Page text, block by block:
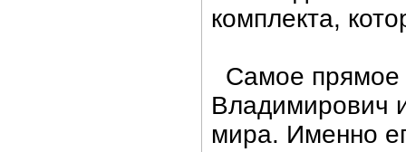
комплекта,
Самое
Владимирович
мира. Именно